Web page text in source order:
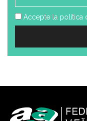
Accepte la política